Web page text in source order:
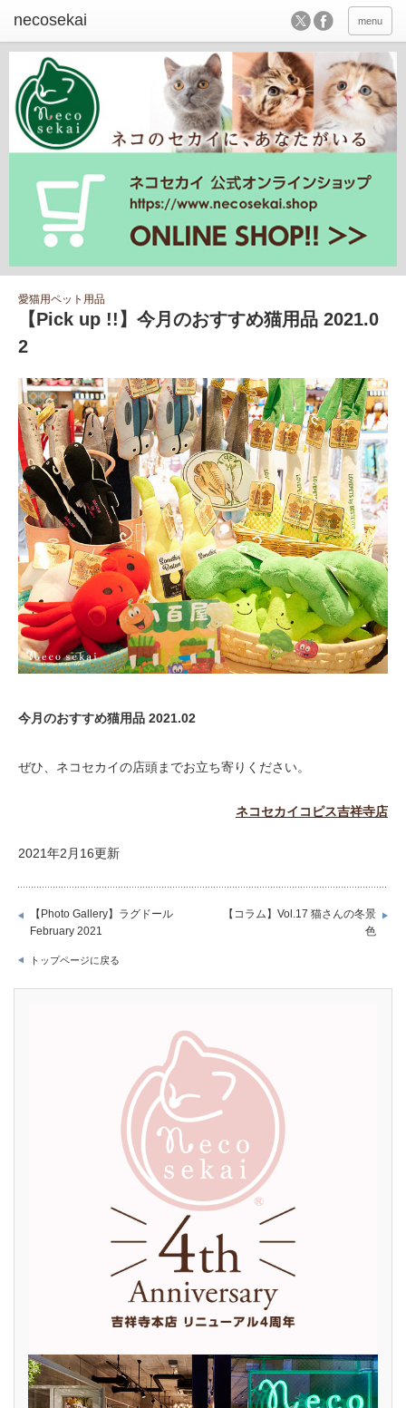
menu
愛猫用ペット用品
【Pick up !!】今月のおすすめ猫用品 2021.0
2
今月のおすすめ猫用品 2021.02
ぜひ、ネコセカイの店頭までお立ち寄りください。
ネコセカイコピス吉祥寺店
2021年2月16更新
【Photo Gallery】ラグドール
February 2021
【コラム】Vol.17 猫さんの冬景
色
トップページに戻る